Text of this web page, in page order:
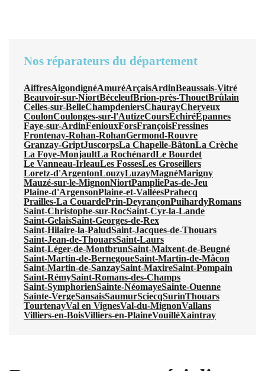
Nos réparateurs du département
AiffresAigondignéAmuréArçaisArdinBeaussais-Vitré
Beauvoir-sur-NiortBéceleufBrion-près-ThouetBrûlain
Celles-sur-BelleChampdeniersChaurayCherveux
CoulonCoulonges-sur-l'AutizeCoursÉchiréÉpannes
Faye-sur-ArdinFeniouxForsFrançoisFressines
Frontenay-Rohan-RohanGermond-Rouvre
Granzay-GriptJuscorpsLa Chapelle-BâtonLa Crèche
La Foye-MonjaultLa RochénardLe Bourdet
Le Vanneau-IrleauLes FossesLes Groseillers
Loretz-d'ArgentonLouzyLuzayMagnéMarigny
Mauzé-sur-le-MignonNiortPampliePas-de-Jeu
Plaine-d'ArgensonPlaine-et-ValléesPrahecq
Prailles-La CouardePrin-DeyrançonPuihardyRomans
Saint-Christophe-sur-RocSaint-Cyr-la-Lande
Saint-GelaisSaint-Georges-de-Rex
Saint-Hilaire-la-PaludSaint-Jacques-de-Thouars
Saint-Jean-de-ThouarsSaint-Laurs
Saint-Léger-de-MontbrunSaint-Maixent-de-Beugné
Saint-Martin-de-BernegoueSaint-Martin-de-Mâcon
Saint-Martin-de-SanzaySaint-MaxireSaint-Pompain
Saint-RémySaint-Romans-des-Champs
Saint-SymphorienSainte-NéomayeSainte-Ouenne
Sainte-VergeSansaisSaumurSciecqSurinThouars
TourtenayVal en VignesVal-du-MignonVallans
Villiers-en-BoisVilliers-en-PlaineVouilléXaintray